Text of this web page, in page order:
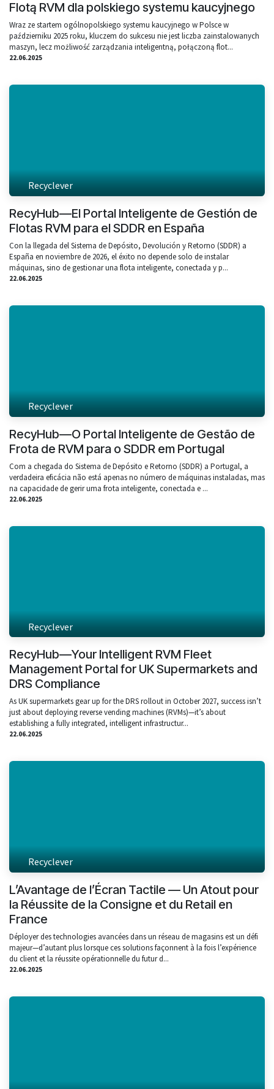
Flotą RVM dla polskiego systemu kaucyjnego
Wraz ze startem ogólnopolskiego systemu kaucyjnego w Polsce w
październiku 2025 roku, kluczem do sukcesu nie jest liczba zainstalowanych
maszyn, lecz możliwość zarządzania inteligentną, połączoną flot...
22.06.2025
Recyclever
RecyHub—El Portal Inteligente de Gestión de
Flotas RVM para el SDDR en España
Con la llegada del Sistema de Depósito, Devolución y Retorno (SDDR) a
España en noviembre de 2026, el éxito no depende solo de instalar
máquinas, sino de gestionar una flota inteligente, conectada y p...
22.06.2025
Recyclever
RecyHub—O Portal Inteligente de Gestão de
Frota de RVM para o SDDR em Portugal
Com a chegada do Sistema de Depósito e Retorno (SDDR) a Portugal, a
verdadeira eficácia não está apenas no número de máquinas instaladas, mas
na capacidade de gerir uma frota inteligente, conectada e ...
22.06.2025
Recyclever
RecyHub—Your Intelligent RVM Fleet
Management Portal for UK Supermarkets and
DRS Compliance
As UK supermarkets gear up for the DRS rollout in October 2027, success isn’t
just about deploying reverse vending machines (RVMs)—it’s about
establishing a fully integrated, intelligent infrastructur...
22.06.2025
Recyclever
L’Avantage de l’Écran Tactile — Un Atout pour
la Réussite de la Consigne et du Retail en
France
Déployer des technologies avancées dans un réseau de magasins est un défi
majeur—d’autant plus lorsque ces solutions façonnent à la fois l’expérience
du client et la réussite opérationnelle du futur d...
22.06.2025